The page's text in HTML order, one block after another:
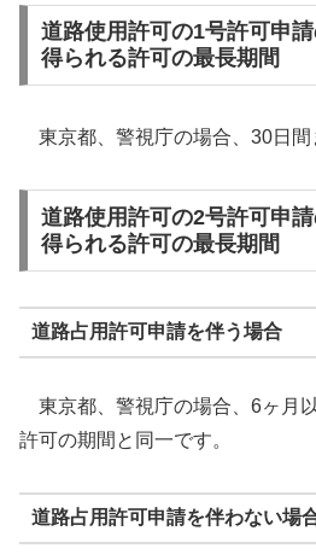
道路使用許可の1号許可申
得られる許可の最長期間
東京都、警視庁の場合、30日間
道路使用許可の2号許可申
得られる許可の最長期間
道路占用許可申請を伴う場合
東京都、警視庁の場合、6ヶ月
許可の期間と同一です。
道路占用許可申請を伴わない場